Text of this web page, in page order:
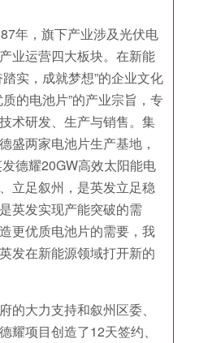
年，旗下产业涉及光伏电
业运营四大板块。在新能
实，成就梦想”的企业文化
的电池片”的产业宗旨，专
术研发、生产与销售。集
盛两家电池片生产基地，
德耀20GW高效太阳能电
立足叙州，是英发立足稳
英发实现产能突破的需
更优质电池片的需要，我
发在新能源领域打开新的
的大力支持和叙州区委、
耀项目创造了12天签约、